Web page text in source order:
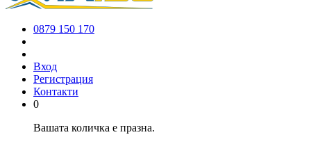
0879 150 170
Вход
Регистрация
Контакти
0
Вашата количка е празна.